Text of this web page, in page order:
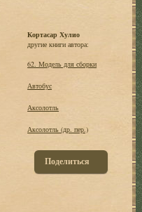
Кортасар Хулио
другие книги автора:
62. Модель для сборки
Автобус
Аксолотль
Аксолотль (др. пер.)
Поделиться